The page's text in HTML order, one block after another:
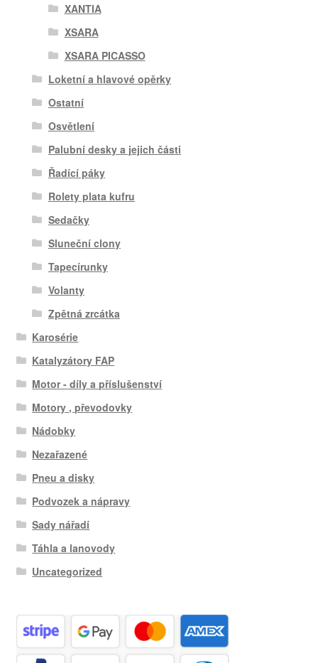
XANTIA
XSARA
XSARA PICASSO
Loketní a hlavové opěrky
Ostatní
Osvětlení
Palubní desky a jejich části
Řadící páky
Rolety plata kufru
Sedačky
Sluneční clony
Tapecírunky
Volanty
Zpětná zrcátka
Karosérie
Katalyzátory FAP
Motor - díly a příslušenství
Motory , převodovky
Nádobky
Nezařazené
Pneu a disky
Podvozek a nápravy
Sady nářadí
Táhla a lanovody
Uncategorized